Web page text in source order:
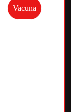
Vacuna